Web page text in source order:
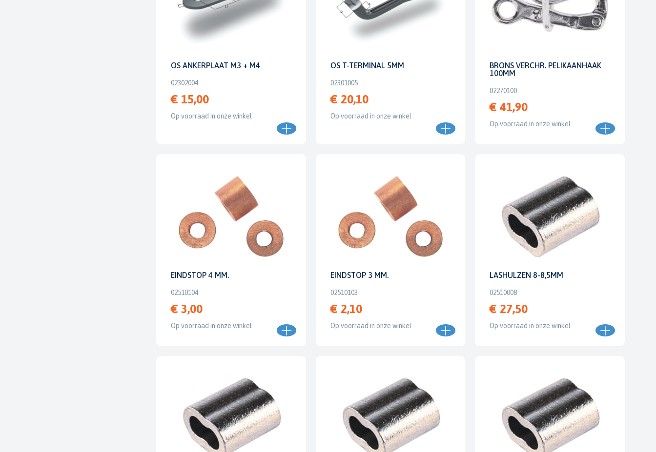
OS ANKERPLAAT M3 + M4
02302004
€ 15,00
Op voorraad in onze winkel
OS T-TERMINAL 5MM
02301005
€ 20,10
Op voorraad in onze winkel
BRONS VERCHR. PELIKAANHAAK
100MM
02270100
€ 41,90
Op voorraad in onze winkel
EINDSTOP 4 MM.
02510104
€ 3,00
Op voorraad in onze winkel
EINDSTOP 3 MM.
02510103
€ 2,10
Op voorraad in onze winkel
LASHULZEN 8-8,5MM
02510008
€ 27,50
Op voorraad in onze winkel